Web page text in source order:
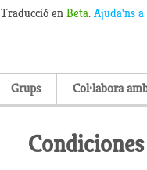
Traducció en Beta. Ajuda'ns
Grups Col·labora